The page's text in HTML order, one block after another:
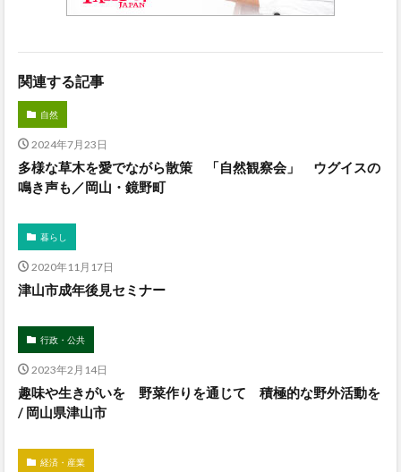
関連する記事
自然
2024年7月23日
多様な草木を愛でながら散策 「自然観察会」 ウグイスの
鳴き声も／岡山・鏡野町
暮らし
2020年11月17日
津山市成年後見セミナー
行政・公共
2023年2月14日
趣味や生きがいを 野菜作りを通じて 積極的な野外活動を
/ 岡山県津山市
経済・産業